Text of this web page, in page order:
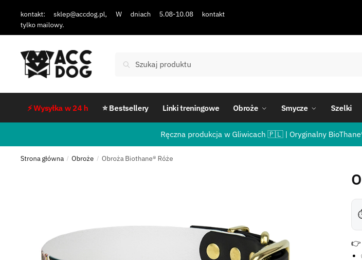
kontakt: sklep@accdog.pl, W dniach 5.08-10.08 kontakt
tylko mailowy.
Szukaj
⚡ Wysyłka w 24 h ⭐ Bestsellery Linki treningowe Obroże Smycze Szelki
Ręczna produkcja w Gliwicach 🇵🇱 | Oryginalny
Strona główna / Obroże / Obroża Biothane® Róże
👉